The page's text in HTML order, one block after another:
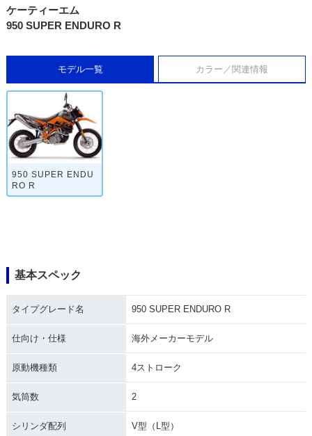
ケーティーエム
950 SUPER ENDURO R
モデル一覧 カラー／関連情報
950 SUPER ENDU
RO R
基本スペック
タイプグレード名 950 SUPER ENDURO R
仕向け・仕様 海外メーカーモデル
原動機種類 4ストローク
気筒数 2
シリンダ配列 V型（L型）